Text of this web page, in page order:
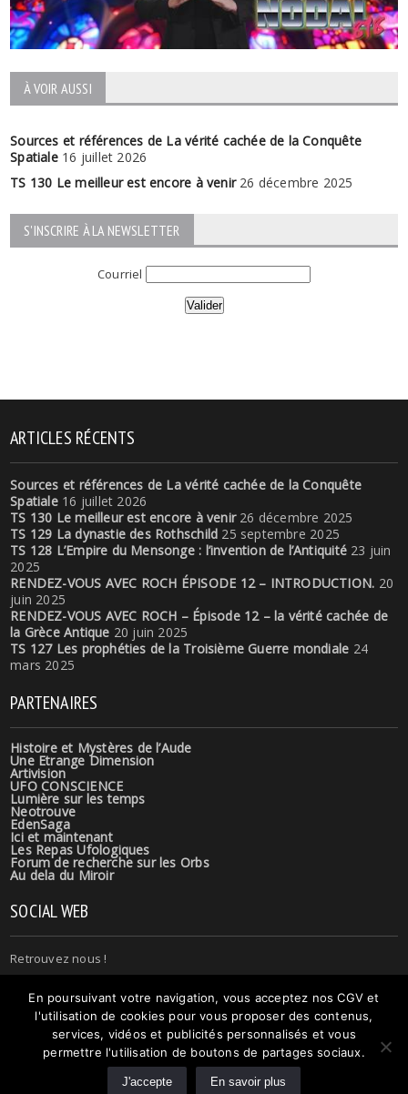
À VOIR AUSSI
Sources et références de La vérité cachée de la Conquête
Spatiale 16 juillet 2026
TS 130 Le meilleur est encore à venir 26 décembre 2025
S'INSCRIRE À LA NEWSLETTER
Courriel
ARTICLES RÉCENTS
Sources et références de La vérité cachée de la Conquête
Spatiale 16 juillet 2026
TS 130 Le meilleur est encore à venir 26 décembre 2025
TS 129 La dynastie des Rothschild 25 septembre 2025
TS 128 L’Empire du Mensonge : l’invention de l’Antiquité 23 juin
2025
RENDEZ-VOUS AVEC ROCH ÉPISODE 12 – INTRODUCTION. 20
juin 2025
RENDEZ-VOUS AVEC ROCH – Épisode 12 – la vérité cachée de
la Grèce Antique 20 juin 2025
TS 127 Les prophéties de la Troisième Guerre mondiale 24
mars 2025
PARTENAIRES
Histoire et Mystères de l’Aude
Une Etrange Dimension
Artivision
UFO CONSCIENCE
Lumière sur les temps
Neotrouve
EdenSaga
Ici et maintenant
Les Repas Ufologiques
Forum de recherche sur les Orbs
Au dela du Miroir
SOCIAL WEB
Retrouvez nous !
Novomag theme . All Rights reserved. Theme by.
En poursuivant votre navigation, vous acceptez nos CGV et
l'utilisation de cookies pour vous proposer des contenus,
services, vidéos et publicités personnalisés et vous
permettre l'utilisation de boutons de partages sociaux.
J'accepte En savoir plus